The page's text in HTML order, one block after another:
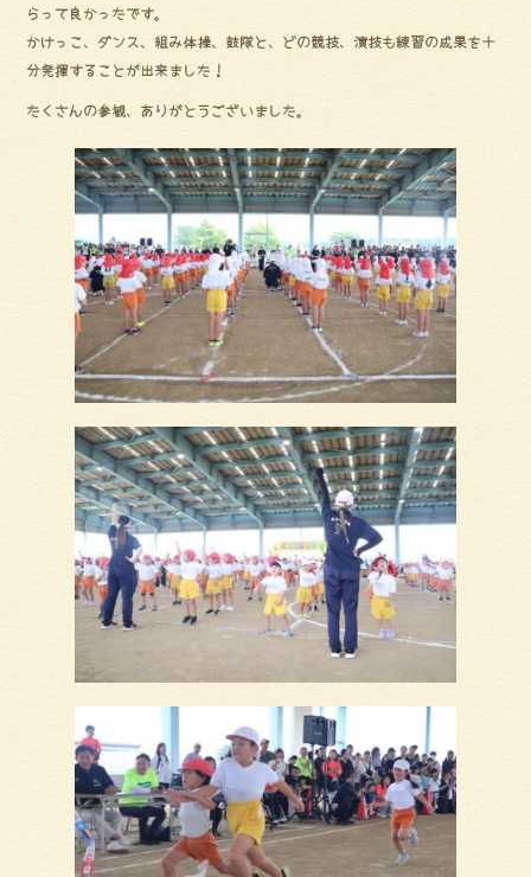
らって良かったです。
かけっこ、ダンス、組み体操、鼓隊と、どの競技、演技も練習の成果を十
分発揮することが出来ました！
たくさんの参観、ありがとうございました。